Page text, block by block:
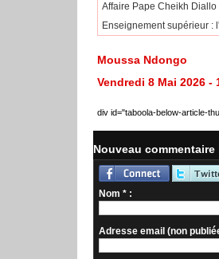
Affaire Pape Cheikh
Enseignement supérieur :
Moussa Ndongo
Vendredi 8 Mai 2026 -
div id="taboola-below-article-
Nouveau commentaire
Nom * :
Adresse email (non